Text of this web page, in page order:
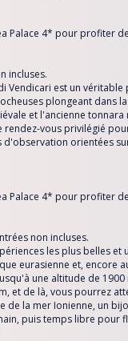
Palace 4* pour profiter
incluses.
Vendicari est un
plongeant dans
et l'ancienne
vous privilégié
orientées
Palace 4* pour profiter
non incluses.
les plus belles et
eurasienne et, encore
une altitude de
et de là, vous pourrez
de la mer Ionienne, un
puis temps libre pour